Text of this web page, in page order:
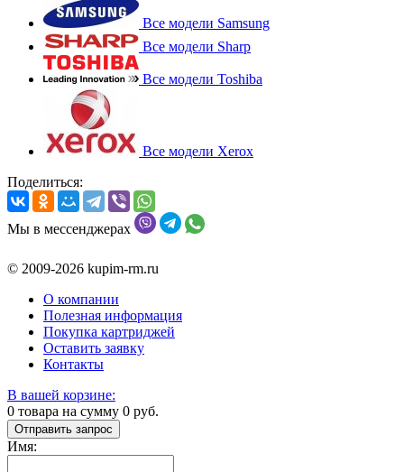
Все модели Samsung
Все модели Sharp
Все модели Toshiba
Все модели Xerox
Поделиться:
Мы в мессенджерах
© 2009-2026 kupim-rm.ru
О компании
Полезная информация
Покупка картриджей
Оставить заявку
Контакты
В вашей корзине:
0 товара на сумму 0 руб.
Отправить запрос
Имя: